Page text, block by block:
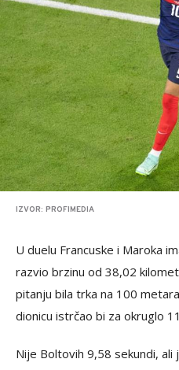
IZVOR: PROFIMEDIA
U duelu Francuske i Maroka
razvio brzinu od 38,02
pitanju bila trka na 100
dionicu istrčao bi za okruglo
Nije Boltovih 9,58 sekundi,